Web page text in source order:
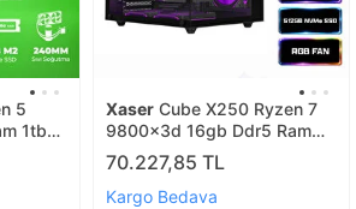
5
1tb
Xaser Cube X250 Ryzen 7
9800x3d 16gb Ddr5 Ram
512gb M.2 Nvme Ssd 8gb
Rtx5050 Sıvı Soğutmalı
Oyuncu Bilgisayar
70.227,85 TL
Kargo Bedava